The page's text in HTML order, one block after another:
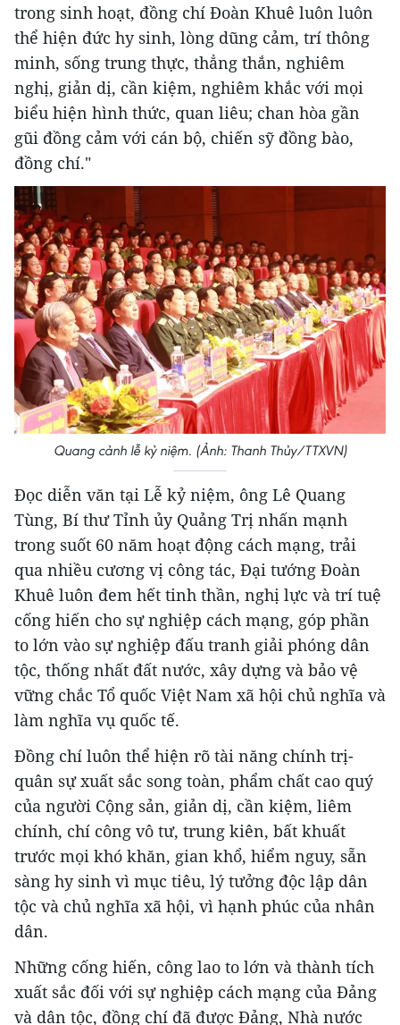
trong sinh hoạt, đồng chí Đoàn Khuê luôn luôn
thể hiện đức hy sinh, lòng dũng cảm, trí thông
minh, sống trung thực, thẳng thắn, nghiêm
nghị, giản dị, cần kiệm, nghiêm khắc với mọi
biểu hiện hình thức, quan liêu; chan hòa gần
gũi đồng cảm với cán bộ, chiến sỹ đồng bào,
đồng chí."
Quang cảnh lễ kỷ niệm. (Ảnh: Thanh Thủy/TTXVN)
Đọc diễn văn tại Lễ kỷ niệm, ông Lê Quang
Tùng, Bí thư Tỉnh ủy Quảng Trị nhấn mạnh
trong suốt 60 năm hoạt động cách mạng, trải
qua nhiều cương vị công tác, Đại tướng Đoàn
Khuê luôn đem hết tinh thần, nghị lực và trí tuệ
cống hiến cho sự nghiệp cách mạng, góp phần
to lớn vào sự nghiệp đấu tranh giải phóng dân
tộc, thống nhất đất nước, xây dựng và bảo vệ
vững chắc Tổ quốc Việt Nam xã hội chủ nghĩa và
làm nghĩa vụ quốc tế.
Đồng chí luôn thể hiện rõ tài năng chính trị-
quân sự xuất sắc song toàn, phẩm chất cao quý
của người Cộng sản, giản dị, cần kiệm, liêm
chính, chí công vô tư, trung kiên, bất khuất
trước mọi khó khăn, gian khổ, hiểm nguy, sẵn
sàng hy sinh vì mục tiêu, lý tưởng độc lập dân
tộc và chủ nghĩa xã hội, vì hạnh phúc của nhân
dân.
Những cống hiến, công lao to lớn và thành tích
xuất sắc đối với sự nghiệp cách mạng của Đảng
và dân tộc, đồng chí đã được Đảng, Nhà nước